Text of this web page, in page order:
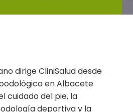
dirige CliniSalud desde
en Albacete
cuidado del pie, la
deportiva y la